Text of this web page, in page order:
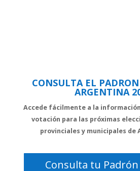
CONSULTA EL
ARGENTINA
Accede fácilmente a la
votación para las próximas
provinciales y municipales de
Consulta tu